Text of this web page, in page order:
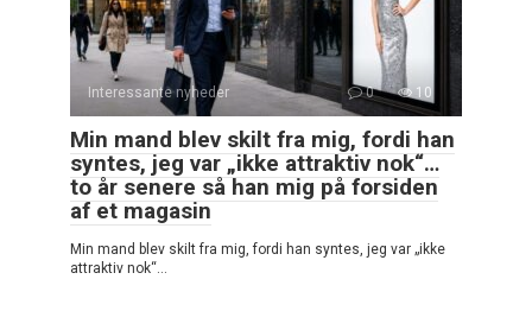
Interessante nyheder 0 10
Min mand blev skilt fra mig, fordi han
syntes, jeg var „ikke attraktiv nok“…
to år senere så han mig på forsiden
af et magasin
Min mand blev skilt fra mig, fordi han syntes, jeg var „ikke
attraktiv nok“…